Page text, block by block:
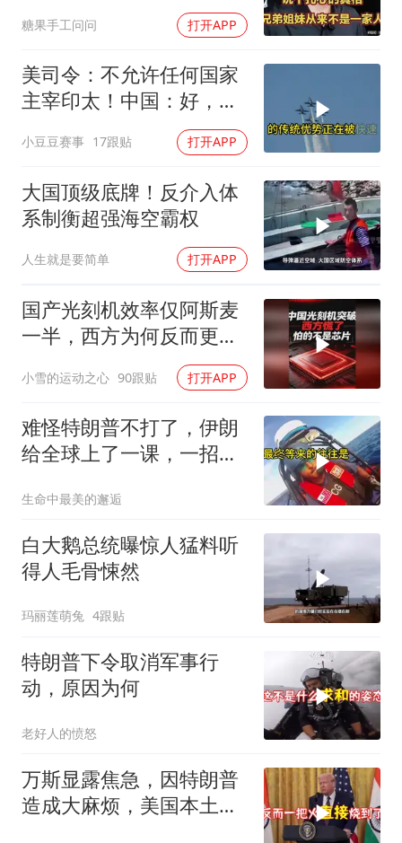
乐享全民健身 共筑健康中国
糖果手工问问 打开APP
美司令：不允许任何国家
主宰印太！中国：好，轰
6N就挂一枚弹升空
小豆豆赛事 17跟贴 打开APP
大国顶级底牌！反介入体
系制衡超强海空霸权
人生就是要简单 打开APP
国产光刻机效率仅阿斯麦
一半，西方为何反而更
小雪的运动之心 90跟贴 打开APP
难怪特朗普不打了，伊朗
给全球上了一课，一招吃
生命中最美的邂逅
白大鹅总统曝惊人猛料听
得人毛骨悚然
玛丽莲萌兔 4跟贴
特朗普下令取消军事行
动，原因为何
老好人的愤怒
万斯显露焦急，因特朗普
造成大麻烦，美国本土有